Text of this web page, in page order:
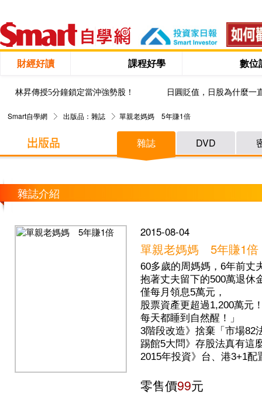
財經好讀 課程好學 數位
林昇傳授5分鐘鎖定當沖強勢股！ 日圓貶值，日股為什麼一
Smart自學網 出版品：雜誌 單親老媽媽 5年賺1倍
雜誌 DVD
雜誌介紹
2015-08-04
單親老媽媽 5年賺1倍
60多歲的周媽媽，6年前丈
抱著丈夫留下的500萬退休
僅每月領息5萬元，
股票資產更超過1,200萬元
每天都睡到自然醒！」
3階段改造》捨棄「市場82
踢館5大問》存股法真有這
2015年投資》台、港3+1配
零售價99元